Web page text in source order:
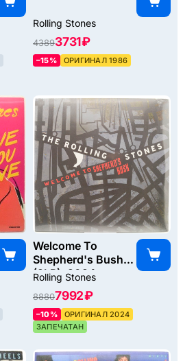
Rolling Stones
43893731 ₽
–15% ОРИГИНАЛ 1986
Welcome To
Shepherd's Bush
(2LP), 2024
Rolling Stones
88807992 ₽
–10%
ОРИГИНАЛ 2024
ЗАПЕЧАТАН